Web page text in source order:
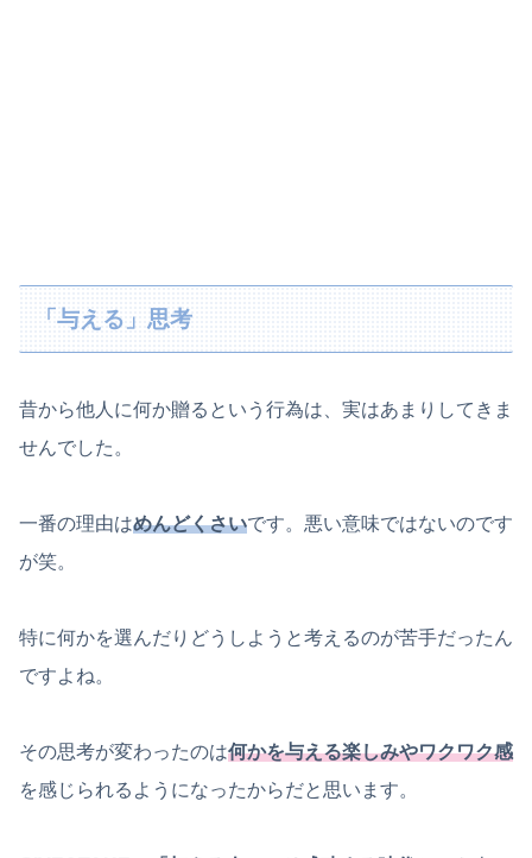
「与える」思考
昔から他人に何か贈るという行為は、実はあまりしてきま
せんでした。
一番の理由はめんどくさいです。悪い意味ではないのです
が笑。
特に何かを選んだりどうしようと考えるのが苦手だったん
ですよね。
その思考が変わったのは何かを与える楽しみやワクワク感
を感じられるようになったからだと思います。